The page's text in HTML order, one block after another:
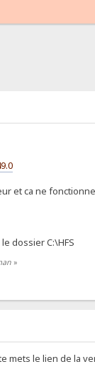
et ca ne
dossier C:\HFS
»
mets le lien de la